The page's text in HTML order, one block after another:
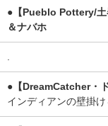
●【Pueblo Pottery/土
＆ナバホ
●【DreamCatcher・
インディアンの壁掛け